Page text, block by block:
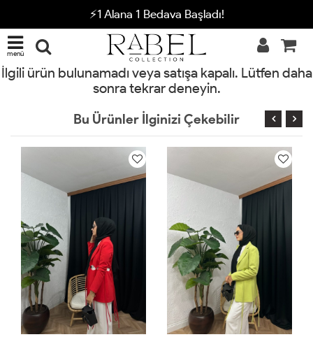
⚡1 Alana 1 Bedava Başladı!
menü
İlgili ürün bulunamadı veya satışa kapalı. Lütfen daha
sonra tekrar deneyin.
Bu Ürünler İlginizi Çekebilir